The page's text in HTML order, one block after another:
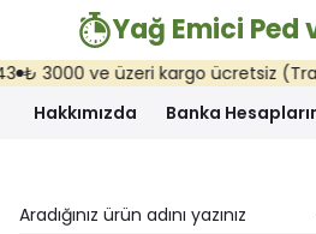
Yağ Emici Ped
üzeri kargo ücretsiz (Trafik Ekip.
Hakkımızda
Banka